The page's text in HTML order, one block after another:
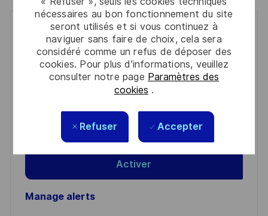
nécessaires au bon fonctionnement du site
seront utilisés et si vous continuez à
naviguer sans faire de choix, cela sera
considéré comme un refus de déposer des
cookies. Pour plus d’informations, veuillez
consulter notre page Paramètres des
cookies .
Refuser Accepter
Get notified for similar jobs
You'll receive updates once a week
Lire et accepter les conditions de traitement des
Activer
Manage alerts